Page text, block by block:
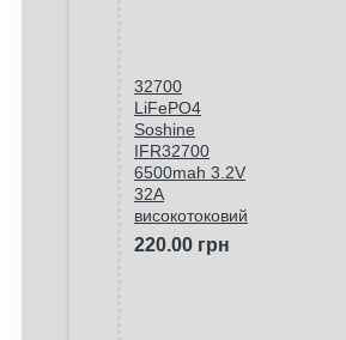
32700
LiFePO4
Soshine
IFR32700
6500mah 3.2V
32A
високотоковий
220.00 грн